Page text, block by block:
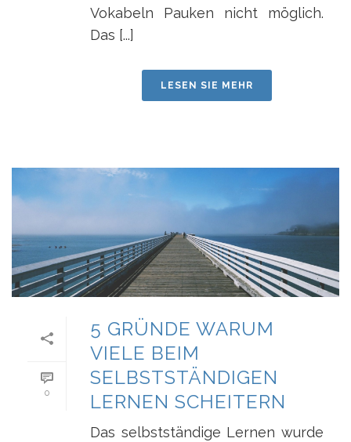
Vokabeln Pauken nicht möglich.
Das [...]
LESEN SIE MEHR
0
5 GRÜNDE WARUM
VIELE BEIM
SELBSTSTÄNDIGEN
LERNEN SCHEITERN
Das selbstständige Lernen wurde